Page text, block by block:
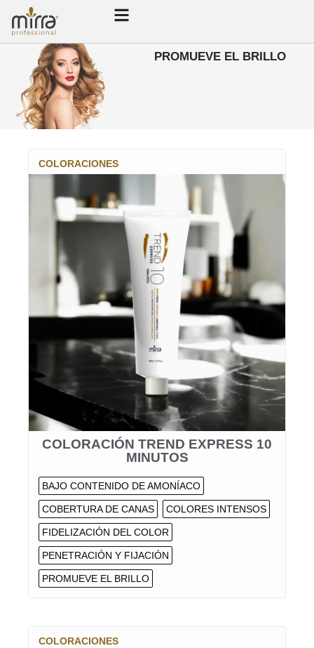
PROMUEVE EL BRILLO
COLORACIONES
COLORACIÓN TREND EXPRESS 10
MINUTOS
BAJO CONTENIDO DE AMONÍACO
COBERTURA DE CANAS COLORES INTENSOS
FIDELIZACIÓN DEL COLOR
PENETRACIÓN Y FIJACIÓN
PROMUEVE EL BRILLO
COLORACIONES